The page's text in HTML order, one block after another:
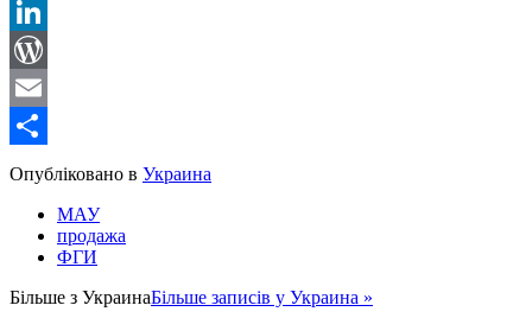
Reddit
LinkedIn
WordPress
Email
Share
Опубліковано в Украина
МАУ
продажа
ФГИ
Більше з УкраинаБільше записів у Украина »